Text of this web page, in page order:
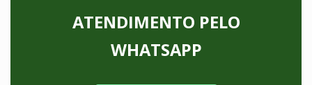
ATENDIMENTO PELO
WHATSAPP